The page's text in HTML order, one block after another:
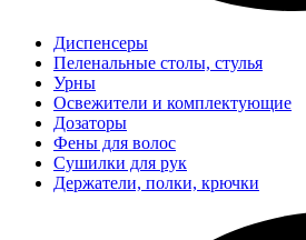
Диспенсеры
Пеленальные столы, стулья
Урны
Освежители и комплектующие
Дозаторы
Фены для волос
Сушилки для рук
Держатели, полки, крючки